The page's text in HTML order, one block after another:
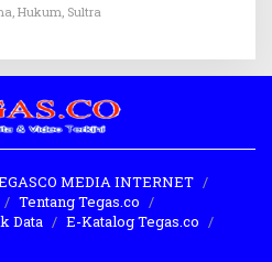
Hukum, Sultra
MEDIA INTERNET
Tentang Tegas.co
Data
E-Katalog Tegas.co